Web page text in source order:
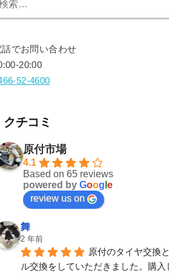
話でお問い合わせ
20:00
52-4600
クチコミ
原付市場
4.1
Based on 65 reviews
powered by Goog e
review us on
舞
2 年前
原付のタイヤ交換
ル交換をしていただきました。購入